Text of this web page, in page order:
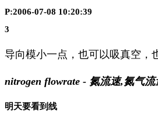
P:2006-07-08 10:20:39
3
导向模小一点，也可以吸真空，
nitrogen flowrate - 氮流速,氮气流
明天要看到线